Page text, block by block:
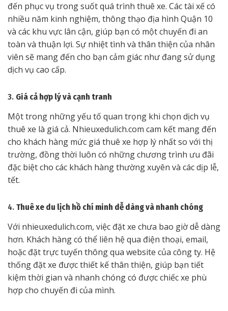
đến phục vụ trong suốt quá trình thuê xe. Các tài xế có
nhiều năm kinh nghiệm, thông thạo địa hình Quận 10
và các khu vực lân cận, giúp bạn có một chuyến đi an
toàn và thuận lợi. Sự nhiệt tình và thân thiện của nhân
viên sẽ mang đến cho bạn cảm giác như đang sử dụng
dịch vụ cao cấp.
3. Giá cả hợp lý và cạnh tranh
Một trong những yếu tố quan trọng khi chọn dịch vụ
thuê xe là giá cả. Nhieuxedulich.com cam kết mang đến
cho khách hàng mức giá thuê xe hợp lý nhất so với thị
trường, đồng thời luôn có những chương trình ưu đãi
đặc biệt cho các khách hàng thường xuyên và các dịp lễ,
tết.
4. Thuê xe du lịch hồ chí minh dễ dàng và nhanh chóng
Với nhieuxedulich.com, việc đặt xe chưa bao giờ dễ dàng
hơn. Khách hàng có thể liên hệ qua điện thoại, email,
hoặc đặt trực tuyến thông qua website của công ty. Hệ
thống đặt xe được thiết kế thân thiện, giúp bạn tiết
kiệm thời gian và nhanh chóng có được chiếc xe phù
hợp cho chuyến đi của mình.